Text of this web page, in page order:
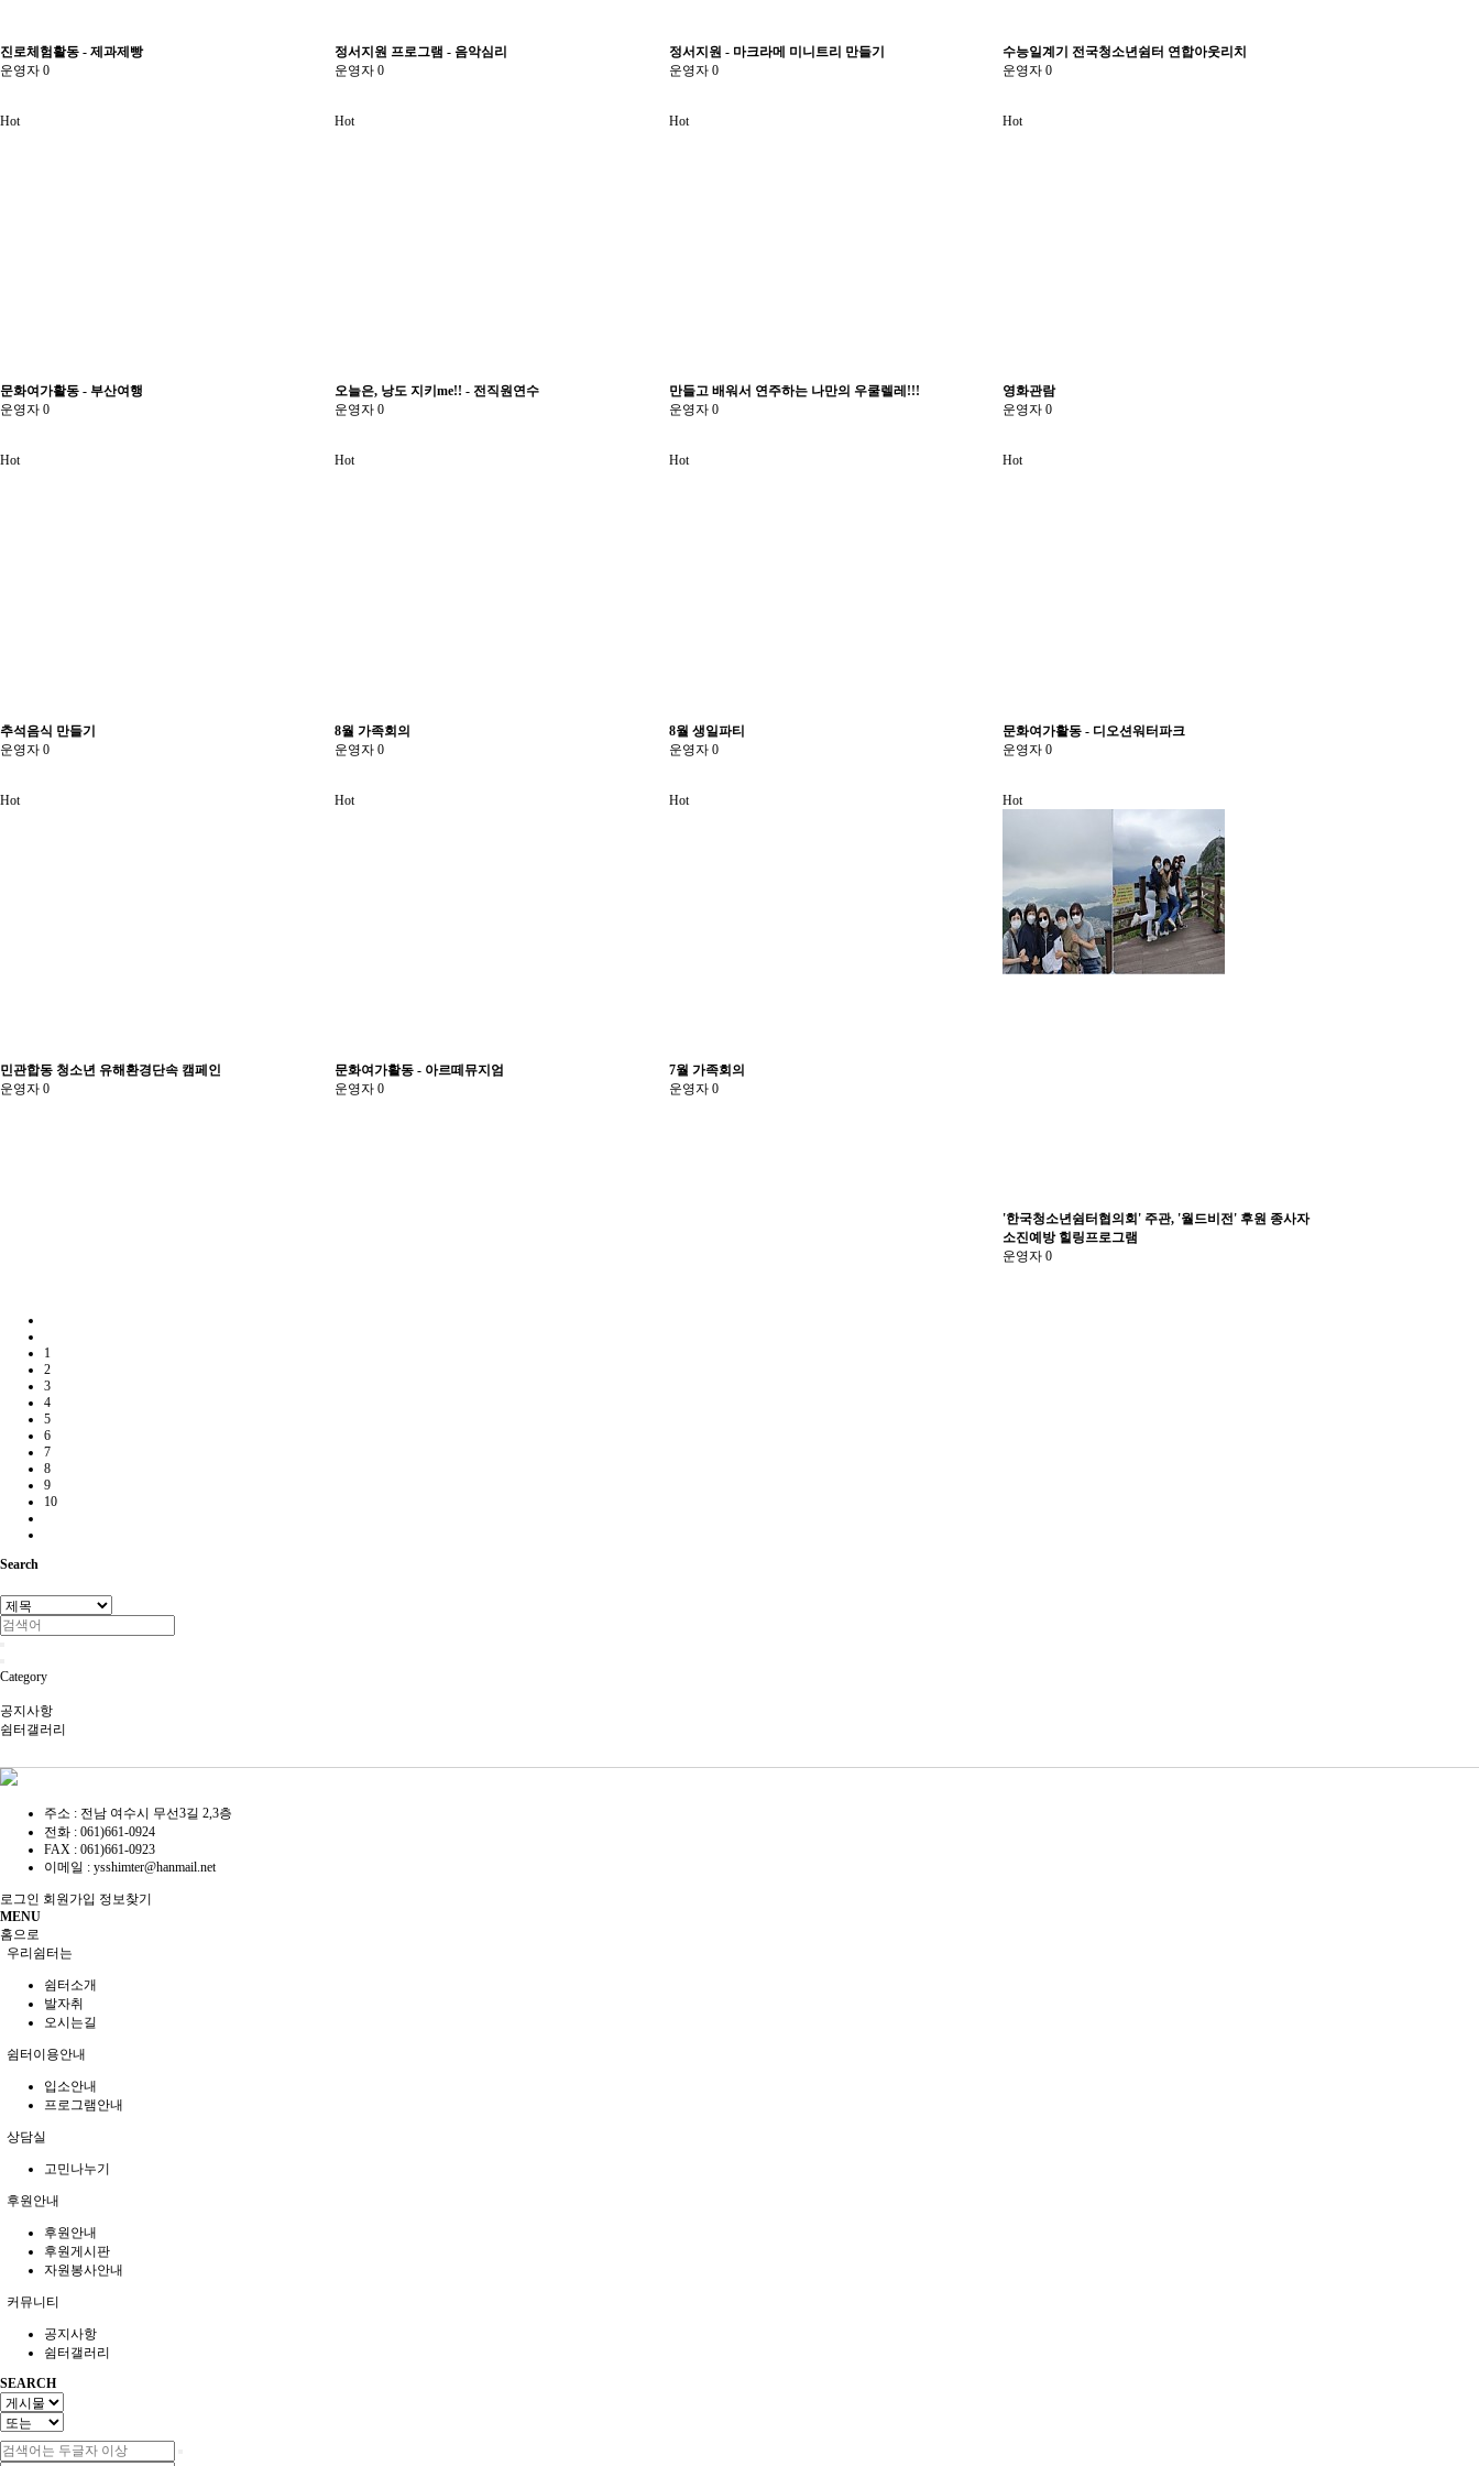
진로체험활동 - 제과제빵
운영자 0
정서지원 프로그램 - 음악심리
운영자 0
정서지원 - 마크라메 미니트리 만들기
운영자 0
수능일계기 전국청소년쉼터 연합아웃리치
운영자 0
Hot
문화여가활동 - 부산여행
운영자 0
Hot
오늘은, 낭도 지키me!! - 전직원연수
운영자 0
Hot
만들고 배워서 연주하는 나만의 우쿨렐레!!!
운영자 0
Hot
영화관람
운영자 0
Hot
추석음식 만들기
운영자 0
Hot
8월 가족회의
운영자 0
Hot
8월 생일파티
운영자 0
Hot
문화여가활동 - 디오션워터파크
운영자 0
Hot
민관합동 청소년 유해환경단속 캠페인
운영자 0
Hot
문화여가활동 - 아르떼뮤지엄
운영자 0
Hot
7월 가족회의
운영자 0
Hot
'한국청소년쉼터협의회' 주관, '월드비전' 후원 종사자
소진예방 힐링프로그램
운영자 0
1
2
3
4
5
6
7
8
9
10
Search
Category
공지사항
쉼터갤러리
주소 : 전남 여수시 무선3길 2,3층
전화 : 061)661-0924
FAX : 061)661-0923
이메일 : ysshimter@hanmail.net
로그인 회원가입 정보찾기
MENU
홈으로
우리쉼터는
쉼터소개
발자취
오시는길
쉼터이용안내
입소안내
프로그램안내
상담실
고민나누기
후원안내
후원안내
후원게시판
자원봉사안내
커뮤니티
공지사항
쉼터갤러리
SEARCH